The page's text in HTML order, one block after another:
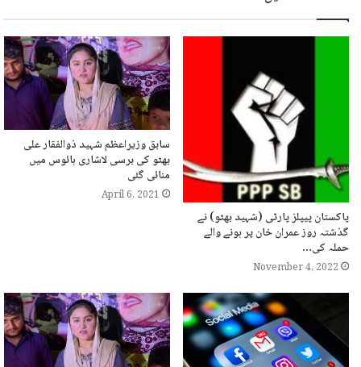
پاکستان پیپلز پارٹی (شہید بھٹو) نے
گذشتہ روز عمران خان پر ہونے والے
حملہ کی…
November 4, 2022
سابق وزیراعظم شہید ذوالفقار علی
بھٹو کی برسی لاشاری ہائوس میں
منائی گئی
April 6, 2021